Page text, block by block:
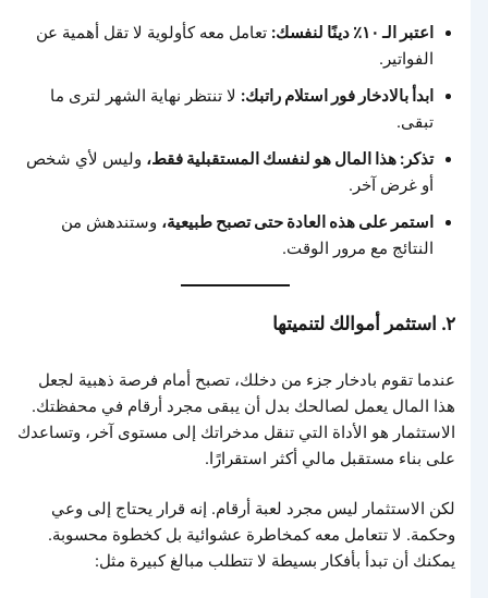
اعتبر الـ ١٠٪ دينًا لنفسك:
تعامل معه كأولوية لا تقل أهمية عن
الفواتير.
ابدأ بالادخار فور استلام راتبك:لا تنتظر نهاية الشهر لترى ما
تبقى.
تذكر: هذا المال هو لنفسك المستقبلية فقط،وليس لأي شخص
أو غرض آخر.
استمر على هذه العادة حتى تصبح طبيعية،وستندهش من
النتائج مع مرور الوقت.
٢. استثمر أموالك لتنميتها
عندما تقوم بادخار جزء من دخلك، تصبح أمام فرصة ذهبية لجعل
هذا المال يعمل لصالحك بدل أن يبقى مجرد أرقام في محفظتك.
الاستثمار هو الأداة التي تنقل مدخراتك إلى مستوى آخر، وتساعدك
على بناء مستقبل مالي أكثر استقرارًا.
لكن الاستثمار ليس مجرد لعبة أرقام. إنه قرار يحتاج إلى وعي
وحكمة. لا تتعامل معه كمخاطرة عشوائية بل كخطوة محسوبة.
يمكنك أن تبدأ بأفكار بسيطة لا تتطلب مبالغ كبيرة مثل: